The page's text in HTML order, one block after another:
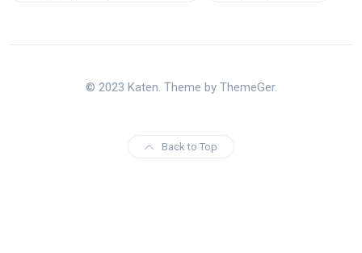
© 2023 Katen. Theme by ThemeGer.
Back to Top